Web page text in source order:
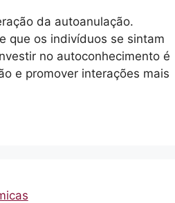
da autoanulação.
que os indivíduos se sintam
no autoconhecimento é
e promover interações mais